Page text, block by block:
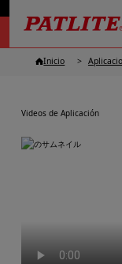
Inicio
Videos de Aplicación